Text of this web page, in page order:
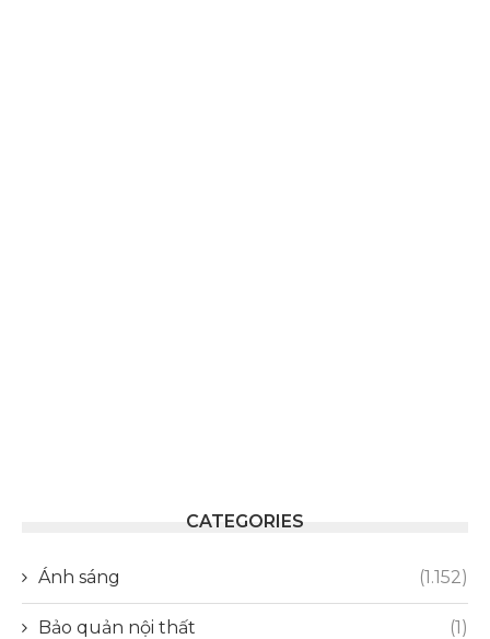
CATEGORIES
Ánh sáng (1.152)
Bảo quản nội thất (1)